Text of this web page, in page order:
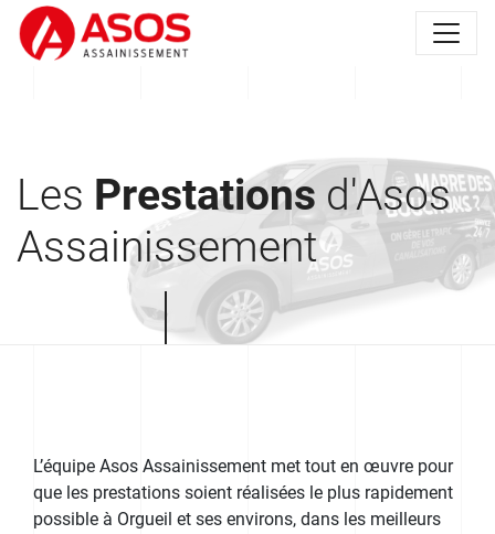
Les Prestations d'Asos
Assainissement
L’équipe Asos Assainissement met tout en œuvre pour
que les prestations soient réalisées le plus rapidement
possible à Orgueil et ses environs, dans les meilleurs